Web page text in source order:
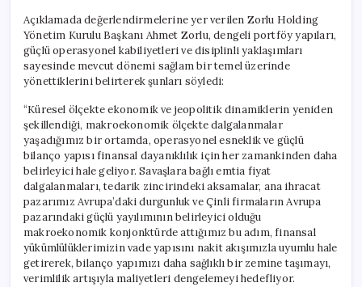
Açıklamada değerlendirmelerine yer verilen Zorlu Holding
Yönetim Kurulu Başkanı Ahmet Zorlu, dengeli portföy yapıları,
güçlü operasyonel kabiliyetleri ve disiplinli yaklaşımları
sayesinde mevcut dönemi sağlam bir temel üzerinde
yönettiklerini belirterek şunları söyledi:
“Küresel ölçekte ekonomik ve jeopolitik dinamiklerin yeniden
şekillendiği, makroekonomik ölçekte dalgalanmalar
yaşadığımız bir ortamda, operasyonel esneklik ve güçlü
bilanço yapısı finansal dayanıklılık için her zamankinden daha
belirleyici hale geliyor. Savaşlara bağlı emtia fiyat
dalgalanmaları, tedarik zincirindeki aksamalar, ana ihracat
pazarımız Avrupa’daki durgunluk ve Çinli firmaların Avrupa
pazarındaki güçlü yayılımının belirleyici olduğu
makroekonomik konjonktürde attığımız bu adım, finansal
yükümlülüklerimizin vade yapısını nakit akışımızla uyumlu hale
getirerek, bilanço yapımızı daha sağlıklı bir zemine taşımayı,
verimlilik artışıyla maliyetleri dengelemeyi hedefliyor.